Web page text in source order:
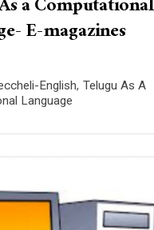
a Computational
E-magazines
English, Telugu As A
Language